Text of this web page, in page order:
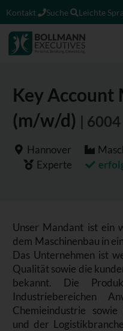
Kontakt Suche Leichte
Key Account
(m/w/d) | 6004
Hannover
Experte
Unser Mandant ist ein
dem Maschinenbau in
Das Unternehmen ist
Qualität sowie die
bekannt. Die
Industriebereichen
Chemieindustrie
und der